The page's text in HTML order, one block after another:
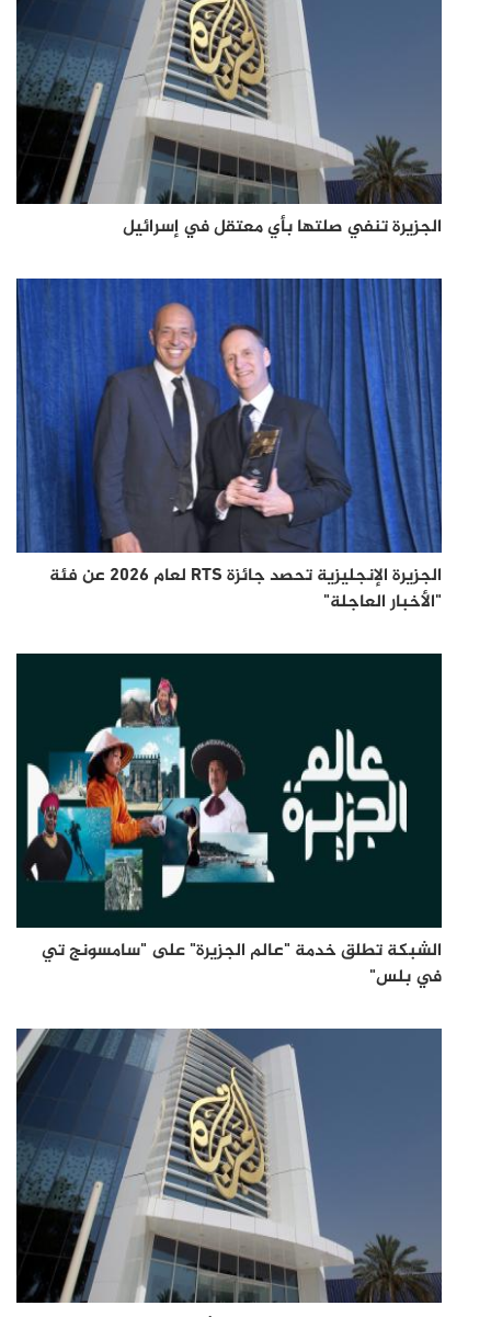
الجزيرة تنفي صلتها بأي معتقل في إسرائيل
الجزيرة الإنجليزية تحصد جائزة RTS لعام 2026 عن فئة
"الأخبار العاجلة"
الشبكة تطلق خدمة "عالم الجزيرة" على "سامسونج تي
في بلس"